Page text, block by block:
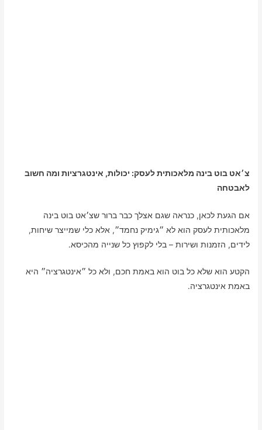
צ׳אט בוט בינה מלאכותית לעסק: יכולות, אינטגרציות ומה חשוב
לאבטחה
אם הגעת לכאן, כנראה שגם אצלך כבר ברור שצ׳אט בוט בינה
מלאכותית לעסק הוא לא ״גימיק נחמד״, אלא כלי שמייצר שיחות,
לידים, הזמנות ושירות – בלי לקפוץ כל שנייה מהכיסא.
הקטע הוא שלא כל בוט הוא באמת חכם, ולא כל ״אינטגרציה״ היא
באמת אינטגרציה.